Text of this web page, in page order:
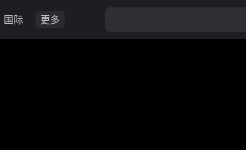
国际 更多